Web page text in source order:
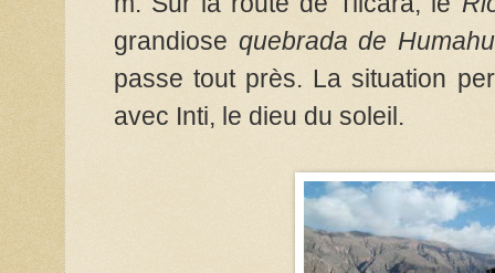
grandiose quebrada de
passe tout près. La situation
avec Inti, le dieu du soleil.